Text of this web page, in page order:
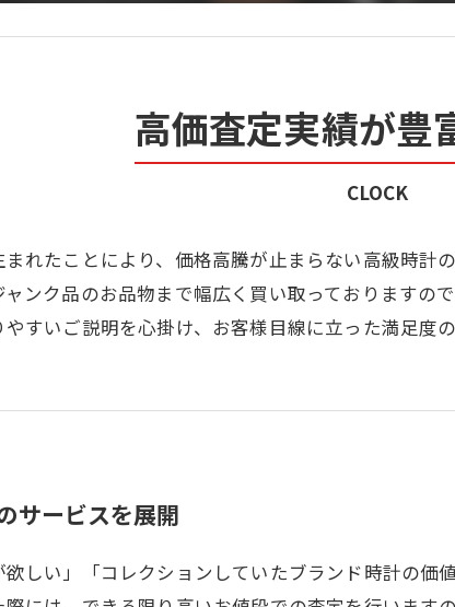
高価査定実績が豊
CLOCK
れたことにより、価格高騰が止まらない高級時計
ンク品のお品物まで幅広く買い取っております
すいご説明を心掛け、お客様目線に立った満足度
サービスを展開
欲しい」「コレクションしていたブランド時計の価